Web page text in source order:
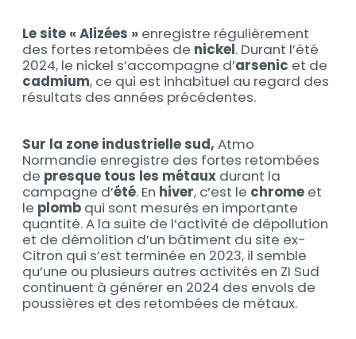
Le site « Alizées »enregistre régulièrement
des fortes retombées de nickel. Durant l’été
2024, le nickel s’accompagne d’arsenic et de
cadmium, ce qui est inhabituel au regard des
résultats des années précédentes.
Sur la zone industrielle sud, Atmo
Normandie enregistre des fortes retombées
de presque tous les métauxdurant la
campagne d’été. En hiver, c’est le chromeet
le plombqui sont mesurés en importante
quantité. A la suite de l’activité de dépollution
et de démolition d’un bâtiment du site ex-
Citron qui s’est terminée en 2023, il semble
qu’une ou plusieurs autres activités en ZI Sud
continuent à générer en 2024 des envols de
poussières et des retombées de métaux.